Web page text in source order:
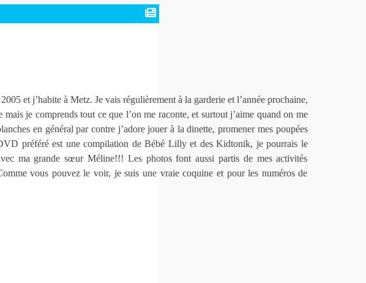
et j’habite à Metz. Je vais régulièrement à la garderie et l’année prochaine,
mais je comprends tout ce que l’on me raconte, et surtout j’aime quand on me
en général par contre j’adore jouer à la dinette, promener mes poupées
préféré est une compilation de Bébé Lilly et des Kidtonik, je pourrais le
ma grande sœur Méline!!! Les photos font aussi partis de mes activités
vous pouvez le voir, je suis une vraie coquine et pour les numéros de